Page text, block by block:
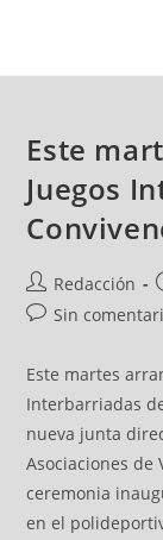
Este
Juegos
Redacción
Sin
Este martes
Interbarriadas
nueva junta
Asociaciones de
ceremonia
en el